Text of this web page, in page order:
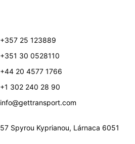
+357 25 123889
+351 30 0528110
+44 20 4577 1766
+1 302 240 28 90
info@gettransport.com
57 Spyrou Kyprianou, Lárnaca 6051